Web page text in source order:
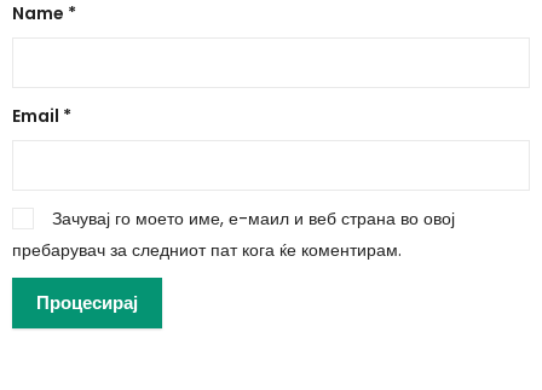
Name *
Email *
Зачувај го моето име, е-маил и веб страна во овој
пребарувач за следниот пат кога ќе коментирам.